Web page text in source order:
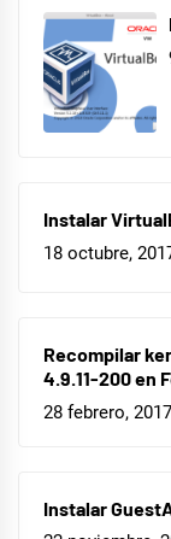
Instalar
18 octubre,
Recompilar
4.9.11-200 en
28 febrero, 2017
Instalar